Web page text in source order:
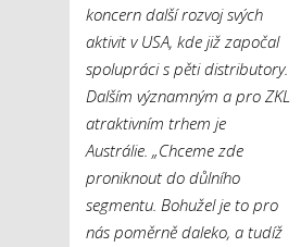
koncern další rozvoj svých
aktivit v USA, kde již započal
spolupráci s pěti distributory.
Dalším významným a pro ZKL
atraktivním trhem je
Austrálie. „Chceme zde
proniknout do důlního
segmentu. Bohužel je to pro
nás poměrně daleko, a tudíž